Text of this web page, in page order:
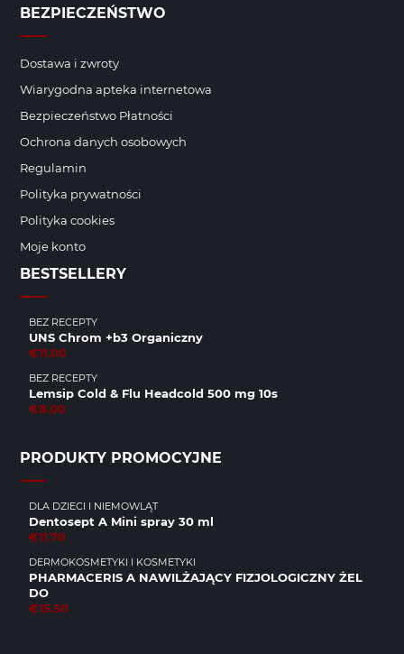
BEZPIECZEŃSTWO
Dostawa i zwroty
Wiarygodna apteka internetowa
Bezpieczeństwo Płatności
Ochrona danych osobowych
Regulamin
Polityka prywatności
Polityka cookies
Moje konto
BESTSELLERY
BEZ RECEPTY
UNS Chrom +b3 Organiczny
€11.00
BEZ RECEPTY
Lemsip Cold & Flu Headcold 500 mg 10s
€8.00
PRODUKTY PROMOCYJNE
DLA DZIECI I NIEMOWLĄT
Dentosept A Mini spray 30 ml
€11.70
DERMOKOSMETYKI I KOSMETYKI
PHARMACERIS A NAWILŻAJĄCY FIZJOLOGICZNY ŻEL
DO
€15.50